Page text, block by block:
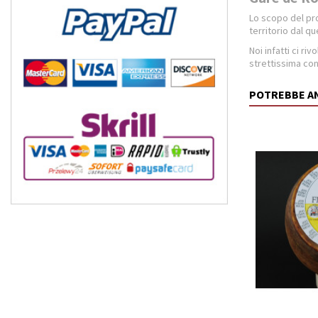
Lo scopo del
territorio dal
Noi infatti ci
strettissima
POTREBBE